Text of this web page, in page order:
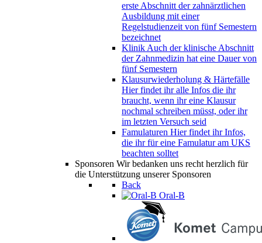
erste Abschnitt der zahnärztlichen
Ausbildung mit einer
Regelstudienzeit von fünf Semestern
bezeichnet
KlinikAuch der klinische Abschnitt
der Zahnmedizin hat eine Dauer von
fünf Semestern
Klausurwiederholung & Härtefälle
Hier findet ihr alle Infos die ihr
braucht, wenn ihr eine Klausur
nochmal schreiben müsst, oder ihr
im letzten Versuch seid
Famulaturen Hier findet ihr Infos,
die ihr für eine Famulatur am UKS
beachten solltet
Sponsoren Wir bedanken uns recht herzlich für
die Unterstützung unserer Sponsoren
Back
Oral-B